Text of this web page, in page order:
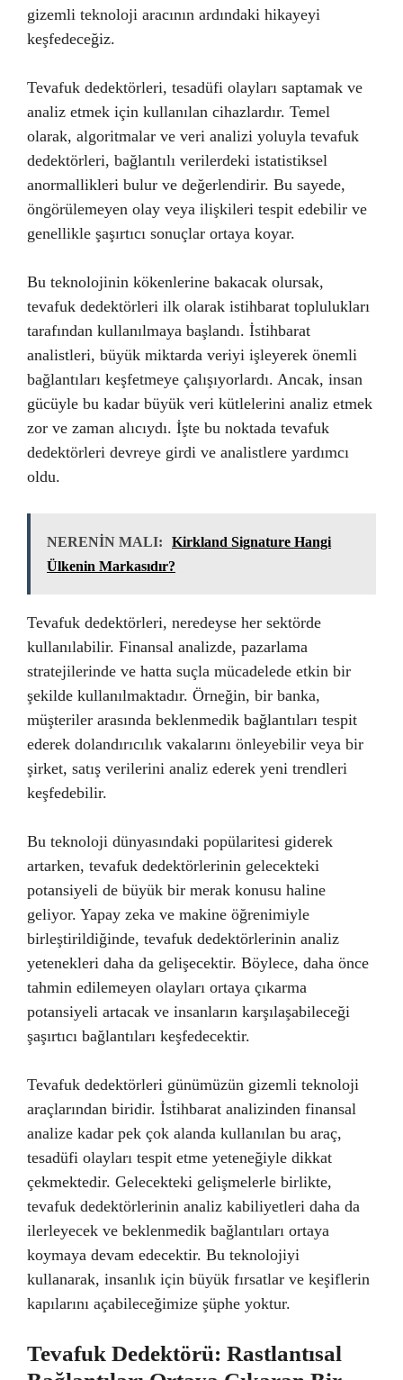
gizemli teknoloji aracının ardındaki hikayeyi
keşfedeceğiz.
Tevafuk dedektörleri, tesadüfi olayları saptamak ve
analiz etmek için kullanılan cihazlardır. Temel
olarak, algoritmalar ve veri analizi yoluyla tevafuk
dedektörleri, bağlantılı verilerdeki istatistiksel
anormallikleri bulur ve değerlendirir. Bu sayede,
öngörülemeyen olay veya ilişkileri tespit edebilir ve
genellikle şaşırtıcı sonuçlar ortaya koyar.
Bu teknolojinin kökenlerine bakacak olursak,
tevafuk dedektörleri ilk olarak istihbarat toplulukları
tarafından kullanılmaya başlandı. İstihbarat
analistleri, büyük miktarda veriyi işleyerek önemli
bağlantıları keşfetmeye çalışıyorlardı. Ancak, insan
gücüyle bu kadar büyük veri kütlelerini analiz etmek
zor ve zaman alıcıydı. İşte bu noktada tevafuk
dedektörleri devreye girdi ve analistlere yardımcı
oldu.
NERENİN MALI:
Kirkland Signature Hangi
Ülkenin Markasıdır?
Tevafuk dedektörleri, neredeyse her sektörde
kullanılabilir. Finansal analizde, pazarlama
stratejilerinde ve hatta suçla mücadelede etkin bir
şekilde kullanılmaktadır. Örneğin, bir banka,
müşteriler arasında beklenmedik bağlantıları tespit
ederek dolandırıcılık vakalarını önleyebilir veya bir
şirket, satış verilerini analiz ederek yeni trendleri
keşfedebilir.
Bu teknoloji dünyasındaki popülaritesi giderek
artarken, tevafuk dedektörlerinin gelecekteki
potansiyeli de büyük bir merak konusu haline
geliyor. Yapay zeka ve makine öğrenimiyle
birleştirildiğinde, tevafuk dedektörlerinin analiz
yetenekleri daha da gelişecektir. Böylece, daha önce
tahmin edilemeyen olayları ortaya çıkarma
potansiyeli artacak ve insanların karşılaşabileceği
şaşırtıcı bağlantıları keşfedecektir.
Tevafuk dedektörleri günümüzün gizemli teknoloji
araçlarından biridir. İstihbarat analizinden finansal
analize kadar pek çok alanda kullanılan bu araç,
tesadüfi olayları tespit etme yeteneğiyle dikkat
çekmektedir. Gelecekteki gelişmelerle birlikte,
tevafuk dedektörlerinin analiz kabiliyetleri daha da
ilerleyecek ve beklenmedik bağlantıları ortaya
koymaya devam edecektir. Bu teknolojiyi
kullanarak, insanlık için büyük fırsatlar ve keşiflerin
kapılarını açabileceğimize şüphe yoktur.
Tevafuk Dedektörü: Rastlantısal